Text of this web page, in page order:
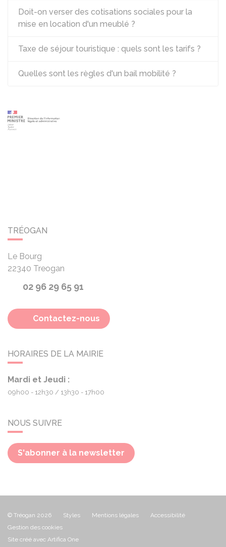
Doit-on verser des cotisations sociales pour la
mise en location d'un meublé ?
Taxe de séjour touristique : quels sont les tarifs ?
Quelles sont les règles d'un bail mobilité ?
TRÉOGAN
Le Bourg
22340 Treogan
02 96 29 65 91
Contactez-nous
HORAIRES DE LA MAIRIE
Mardi et Jeudi :
09h00 - 12h30 13h30 - 17h00
NOUS SUIVRE
S'abonner à la newsletter
© Tréogan 2026 Styles Mentions légales
Accessibilité
Gestion des cookies
Site créé avec Artifica One